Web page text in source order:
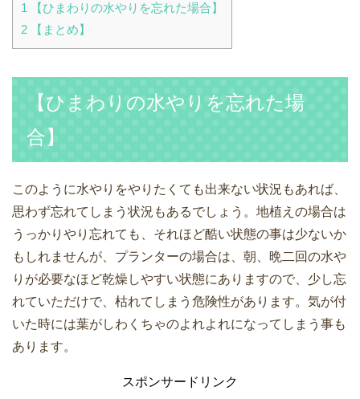
1
【ひまわりの水やりを忘れた場合】
2 【まとめ】
【ひまわりの水やりを忘れた場
合】
このように水やりをやりたくても出来ない状況もあれば、
思わず忘れてしまう状況もあるでしょう。地植えの場合は
うっかりやり忘れても、それほど酷い状態の事は少ないか
もしれませんが、プランターの場合は、朝、晩二回の水や
りが必要なほど乾燥しやすい状態にありますので、少し忘
れていただけで、枯れてしまう危険性があります。気が付
いた時には葉がしわくちゃのよれよれになってしまう事も
あります。
スポンサードリンク